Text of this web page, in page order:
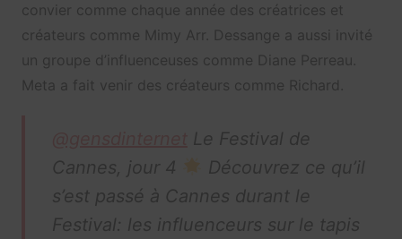
convier comme chaque année des créatrices et
créateurs comme Mimy Arr. Dessange a aussi invité
un groupe d’influenceuses comme Diane Perreau.
Meta a fait venir des créateurs comme Richard.
Le Festival de
Cannes, jour 4
Découvrez ce qu’il
s’est passé à Cannes durant le
Festival: les influenceurs sur le tapis